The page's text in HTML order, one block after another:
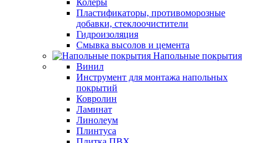
Колеры
Пластификаторы, противоморозные
добавки, стеклоочистители
Гидроизоляция
Смывка высолов и цемента
Напольные покрытия
Винил
Инструмент для монтажа напольных
покрытий
Ковролин
Ламинат
Линолеум
Плинтуса